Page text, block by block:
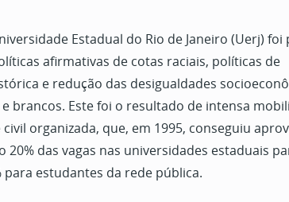
Estadual do Rio de Janeiro (Uerj) foi
afirmativas de cotas raciais, políticas de
e redução das desigualdades
brancos. Este foi o resultado de intensa
civil organizada, que, em 1995, conseguiu
20% das vagas nas universidades estaduais
para estudantes da rede pública.